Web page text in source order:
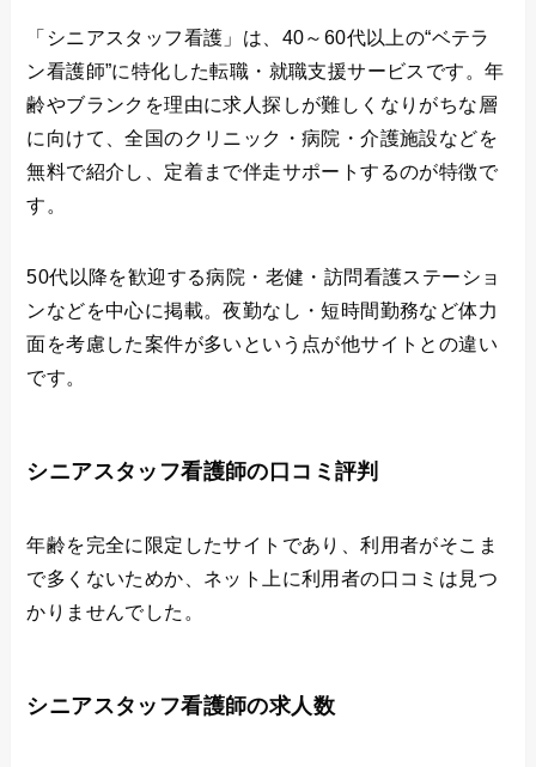
「シニアスタッフ看護」は、40～60代以上の“ベテラ
ン看護師”に特化した転職・就職支援サービスです。年
齢やブランクを理由に求人探しが難しくなりがちな層
に向けて、全国のクリニック・病院・介護施設などを
無料で紹介し、定着まで伴走サポートするのが特徴で
す。
50代以降を歓迎する病院・老健・訪問看護ステーショ
ンなどを中心に掲載。夜勤なし・短時間勤務など体力
面を考慮した案件が多いという点が他サイトとの違い
です。
シニアスタッフ看護師の口コミ評判
年齢を完全に限定したサイトであり、利用者がそこま
で多くないためか、ネット上に利用者の口コミは見つ
かりませんでした。
シニアスタッフ看護師の求人数